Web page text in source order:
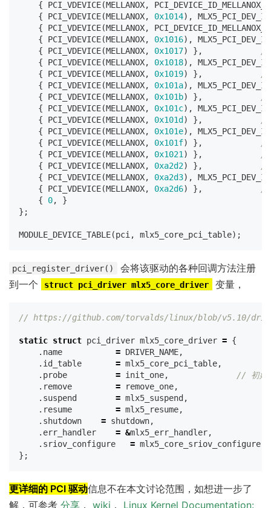
{
PCI_VDEVICE(MELLANOX,
{
PCI_VDEVICE(MELLANOX, 0x1014),
{
PCI_VDEVICE(MELLANOX,
{
PCI_VDEVICE(MELLANOX, 0x1016),
{
PCI_VDEVICE(MELLANOX, 0x1017) },
{
PCI_VDEVICE(MELLANOX, 0x1018),
{
PCI_VDEVICE(MELLANOX, 0x1019) },
{
PCI_VDEVICE(MELLANOX, 0x101a),
{
PCI_VDEVICE(MELLANOX, 0x101b) },
{
PCI_VDEVICE(MELLANOX, 0x101c),
{
PCI_VDEVICE(MELLANOX, 0x101d) },
{
PCI_VDEVICE(MELLANOX, 0x101e),
{
PCI_VDEVICE(MELLANOX, 0x101f) },
{
PCI_VDEVICE(MELLANOX, 0x1021 ) },
{
PCI_VDEVICE(MELLANOX, 0xa2d2) },
{
PCI_VDEVICE(MELLANOX, 0xa2d3),
{
PCI_VDEVICE(MELLANOX, 0xa2d6) },
{
0,
}
};
MODULE_DEVICE_TABLE(pci , mlx5_core_pci_table);
pci_register_driver()
会将该驱动的各种回调方法注册
到一个
struct pci_driver mlx5_core_driver 变量，
// https://github.com/torvalds/linux/blob/v5.10/
static struct pci_driver mlx5_core_driver = {
. name = DRIVER_NAME,
. id_table = mlx5_core_pci_table,
. probe = init_one,
// 初始
. remove = remove_one,
. suspend = mlx5_suspend,
. resume = mlx5_resume,
. shutdown = shutdown,
. err_handler = &mlx5_err_handler,
. sriov_configure = mlx5_core_sriov_configure
};
更详细的 PCI 驱动信息不在本文讨论范围，如想进一步了
解，可参考 分享 ， wiki ， Linux Kernel Documentation: